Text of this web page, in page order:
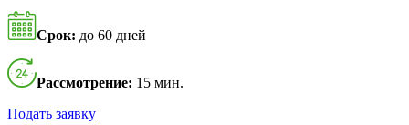
Срок: до 60 дней
Рассмотрение: 15 мин.
Подать заявку